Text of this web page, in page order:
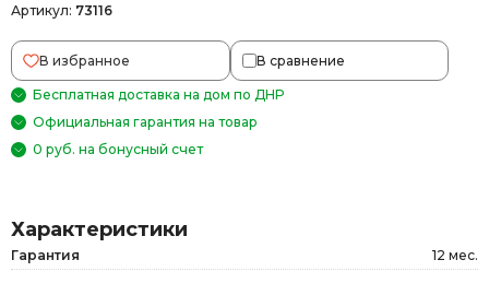
Артикул: 73116
В избранное В сравнение
Бесплатная доставка на дом по ДНР
Официальная гарантия на товар
0 руб. на бонусный счет
Характеристики
Гарантия 12 мес.